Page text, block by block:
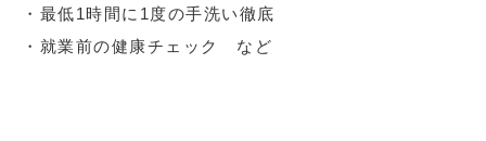
・最低1時間に1度の手洗い徹底
・就業前の健康チェック など